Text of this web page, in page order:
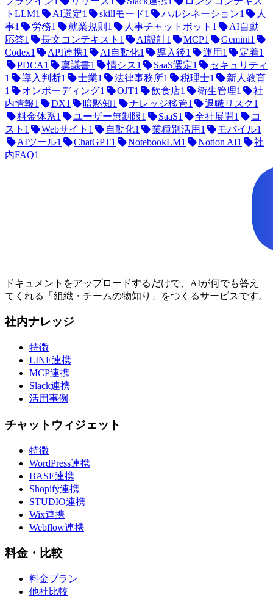
トLLM1 AI選定1 skillモード1 ハルシネーション1
人
事1 労務1 就業規則 1 人事チャットボット 1
AI自動
応答1 長文コンテキスト 1 AI設計1 MCP1 Gemini1
Codex1 API連携1 AI自動化1 導入後1 運用 1 定着1
PDCA1 稟議書1 情シス1 SaaS選定1
セキュリティ
1
導入判断1 士業1 法律事務所1 税理士1
新人教育
1
オンボーディング1 OJT1 飲食店1 衛生管理1
社
内情報1 DX1 暗黙知1 ナレッジ移管1 退職リスク1
料金体系1 ユーザー無制限1 SaaS1 全社展開1
コ
スト 1 Webサイト 1 自動化1 業種別活用 1 モバイル1
AIツール1 ChatGPT1 NotebookLM1 Notion AI1
社
内FAQ1
ドキュメントをアップロードするだけで、AIが何でも答え
てくれる「組織・チームの物知り」をつくるサービスです。
社内ナレッジ
特徴
LINE連携
MCP連携
Slack連携
活用事例
チャットウィジェット
特徴
WordPress連携
BASE連携
Shopify連携
STUDIO連携
Wix連携
Webflow連携
料金・比較
料金プラン
他社比較